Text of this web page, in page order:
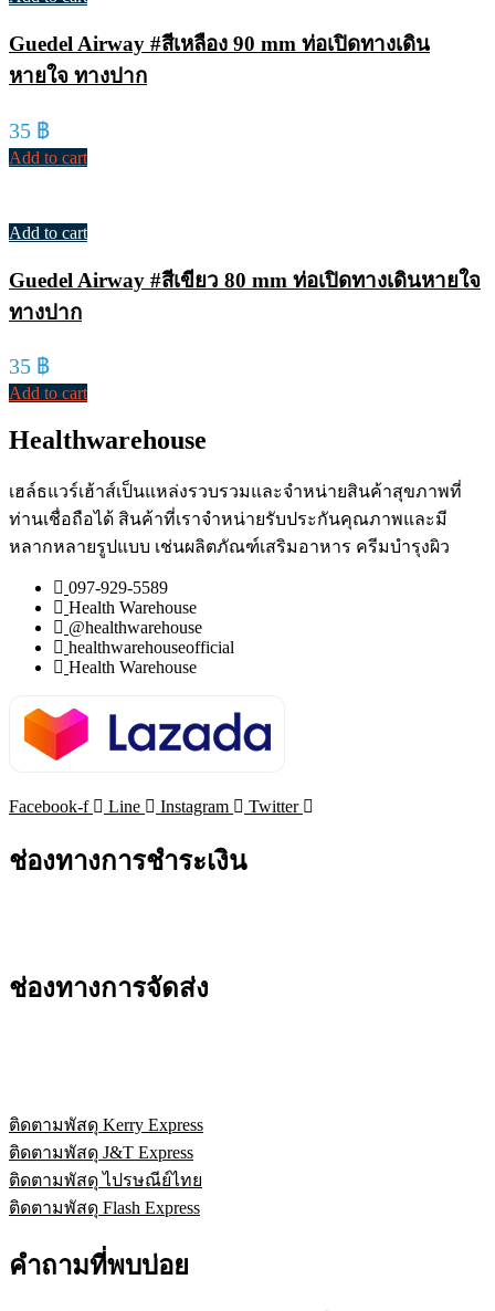
Guedel Airway #สีเหลือง 90 mm ท่อเปิดทางเดิน
หายใจ ทางปาก
35 ฿
Add to cart
Add to cart
Guedel Airway #สีเขียว 80 mm ท่อเปิดทางเดินหายใจ
ทางปาก
35 ฿
Add to cart
Healthwarehouse
เฮล์ธแวร์เฮ้าส์เป็นแหล่งรวบรวมและจำหน่ายสินค้าสุขภาพที่
ท่านเชื่อถือได้ สินค้าที่เราจำหน่ายรับประกันคุณภาพและมี
หลากหลายรูปแบบ เช่นผลิตภัณฑ์เสริมอาหาร ครีมบำรุงผิว
097-929-5589
Health Warehouse
@healthwarehouse
healthwarehouseofficial
Health Warehouse
Facebook-f Line Instagram Twitter
ช่องทางการชำระเงิน
ช่องทางการจัดส่ง
ติดตามพัสดุ Kerry Express
ติดตามพัสดุ J&T Express
ติดตามพัสดุ ไปรษณีย์ไทย
ติดตามพัสดุ Flash Express
คำถามที่พบบ่อย